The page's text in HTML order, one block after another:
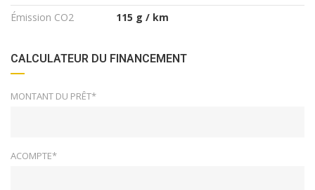
Émission CO2
115 g / km
CALCULATEUR DU FINANCEMENT
MONTANT DU PRÊT*
ACOMPTE*